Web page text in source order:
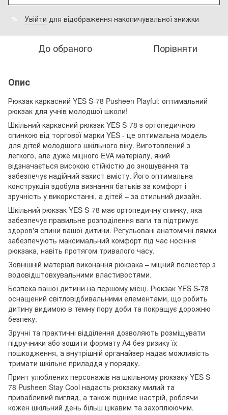
% Увійти для відображення накопичувальної знижки
До обраного Порівняти
Опис
Рюкзак каркасний YES S-78 Pusheen Playful: оптимальний
рюкзак для учнів молодшої школи!
Шкільний каркасний рюкзак YES S-78 з ортопедичною
спинкою від торгової марки YES - це оптимальна модель
для дітей молодшого шкільного віку. Виготовлений з
легкого, але дуже міцного EVA матеріалу, який
відзначається високою стійкістю до зношування та
забезпечує надійний захист вмісту. Його оптимальна
конструкція здобула визнання батьків за комфорт і
зручність у використанні, а дітей – за стильний дизайн.
Шкільний рюкзак YES S-78 має ортопедичну спинку, яка
забезпечує правильне розподілення ваги та підтримує
здоров'я спини вашої дитини. Регульовані анатомічні лямки
забезпечують максимальний комфорт під час носіння
рюкзака, навіть протягом тривалого часу.
Зовнішній матеріал виконання рюкзака – міцний поліестер з
водовідштовхувальними властивостями.
Безпека вашої дитини на першому місці. Рюкзак YES S-78
оснащений світловідбивальними елементами, що робить
дитину видимою в темну пору доби та покращує дорожню
безпеку.
Зручні та практичні відділення дозволяють розміщувати
підручники або зошити формату A4 без ризику їх
пошкодження, а внутрішній органайзер надає можливість
тримати шкільне приладдя у порядку.
Принт улюблених персонажів на шкільному рюкзаку YES S-
78 Pusheen Stay Cool надасть рюкзаку милий та
привабливий вигляд, а також підніме настрій, роблячи
кожен шкільний день більш цікавим та захоплюючим.